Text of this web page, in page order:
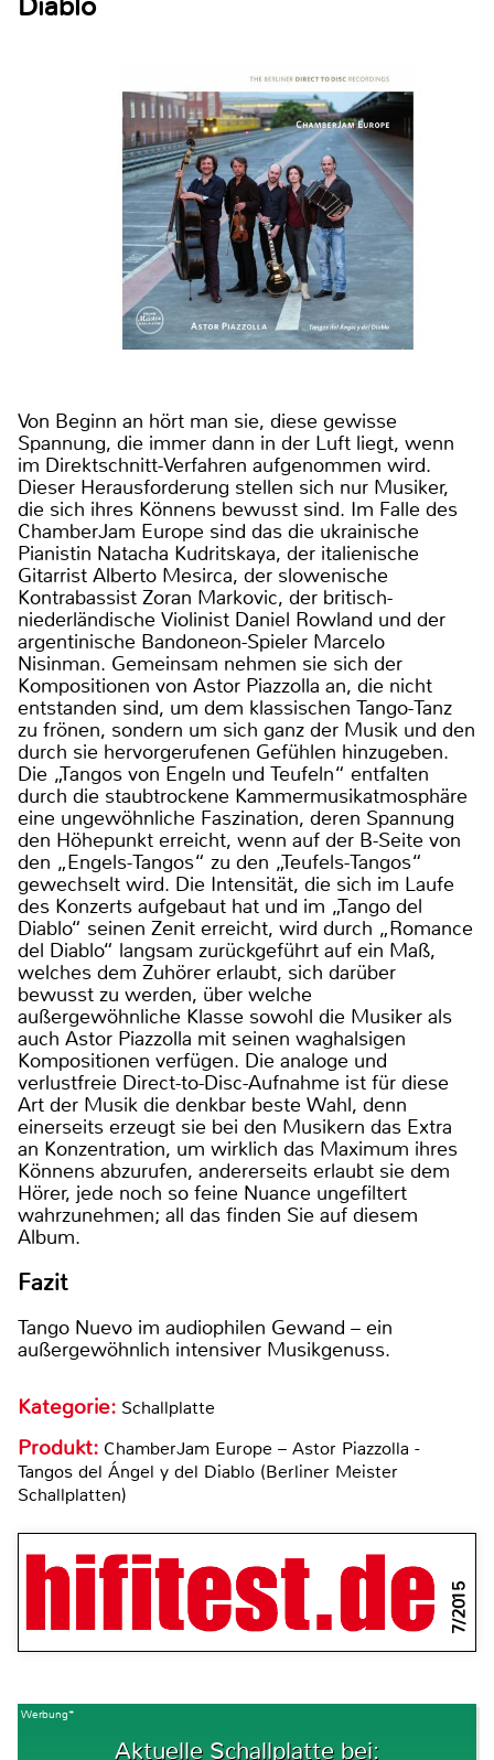
Von Beginn an hört man sie, diese gewisse
Spannung, die immer dann in der Luft liegt, wenn
im Direktschnitt-Verfahren aufgenommen wird.
Dieser Herausforderung stellen sich nur Musiker,
die sich ihres Könnens bewusst sind. Im Falle des
ChamberJam Europe sind das die ukrainische
Pianistin Natacha Kudritskaya, der italienische
Gitarrist Alberto Mesirca, der slowenische
Kontrabassist Zoran Markovic, der britisch-
niederländische Violinist Daniel Rowland und der
argentinische Bandoneon-Spieler Marcelo
Nisinman. Gemeinsam nehmen sie sich der
Kompositionen von Astor Piazzolla an, die nicht
entstanden sind, um dem klassischen Tango-Tanz
zu frönen, sondern um sich ganz der Musik und den
durch sie hervorgerufenen Gefühlen hinzugeben.
Die „Tangos von Engeln und Teufeln“ entfalten
durch die staubtrockene Kammermusikatmosphäre
eine ungewöhnliche Faszination, deren Spannung
den Höhepunkt erreicht, wenn auf der B-Seite von
den „Engels-Tangos“ zu den „Teufels-Tangos“
gewechselt wird. Die Intensität, die sich im Laufe
des Konzerts aufgebaut hat und im „Tango del
Diablo“ seinen Zenit erreicht, wird durch „Romance
del Diablo“ langsam zurückgeführt auf ein Maß,
welches dem Zuhörer erlaubt, sich darüber
bewusst zu werden, über welche
außergewöhnliche Klasse sowohl die Musiker als
auch Astor Piazzolla mit seinen waghalsigen
Kompositionen verfügen. Die analoge und
verlustfreie Direct-to-Disc-Aufnahme ist für diese
Art der Musik die denkbar beste Wahl, denn
einerseits erzeugt sie bei den Musikern das Extra
an Konzentration, um wirklich das Maximum ihres
Könnens abzurufen, andererseits erlaubt sie dem
Hörer, jede noch so feine Nuance ungefiltert
wahrzunehmen; all das finden Sie auf diesem
Album.
Fazit
Tango Nuevo im audiophilen Gewand – ein
außergewöhnlich intensiver Musikgenuss.
Kategorie: Schallplatte
Produkt: ChamberJam Europe – Astor Piazzolla -
Tangos del Ángel y del Diablo (Berliner Meister
Schallplatten)
7/2015
Werbung*
Aktuelle Schallplatte bei: